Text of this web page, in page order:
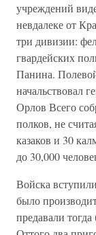
учреждений
невдалеке от
три дивизии:
гвардейских
Панина.
начальствовал
Орлов Всего
полков, не
казаков и 30
до 30,000
Войска
было
предавали